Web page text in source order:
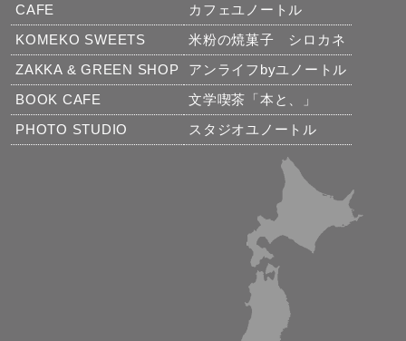
CAFE
カフェユノートル
KOMEKO SWEETS
米粉の焼菓子 シロカネ
ZAKKA & GREEN SHOP
アンライフbyユノートル
BOOK CAFE
文学喫茶「本と、」
PHOTO STUDIO
スタジオユノートル